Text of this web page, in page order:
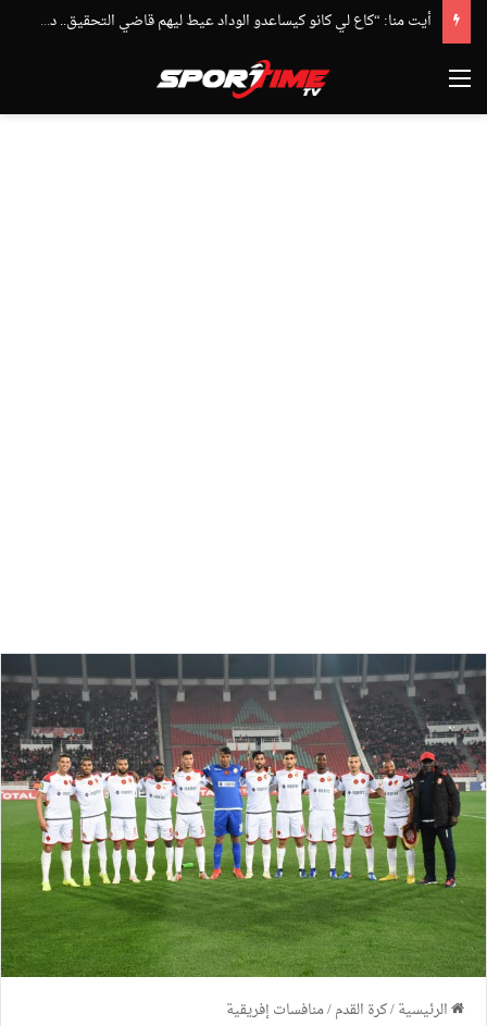
أيت منا: “كاع لي كانو كيساعدو الوداد عيط ليهم قاضي التحقيق.. دابا حتى شي واحد ما بقا باغي يعاون”
القائمة
الرئيسية/كرة القدم/منافسات إفريقية